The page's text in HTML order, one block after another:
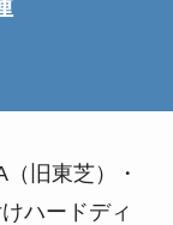
旧東芝）・
ハードディ